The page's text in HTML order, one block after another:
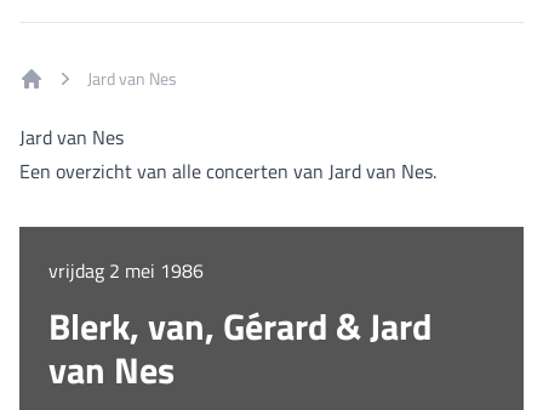
Jard van Nes
Jard van Nes
Een overzicht van alle concerten van Jard van Nes.
vrijdag 2 mei 1986
Blerk, van, Gérard & Jard
van Nes